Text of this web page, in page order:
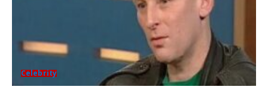
Celebrity